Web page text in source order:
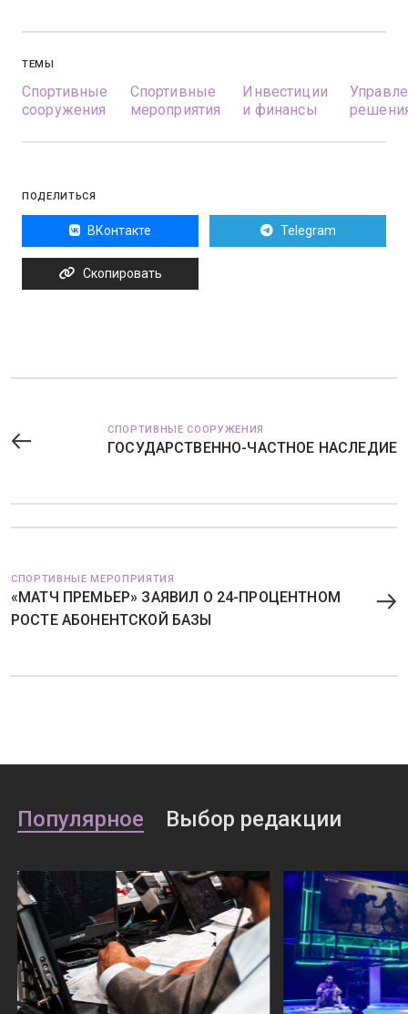
ТЕМЫ
Спортивные
сооружения
Спортивные
мероприятия
Инвестиции
и финансы
ПОДЕЛИТЬСЯ
ВКонтакте Telegram
Скопировать
СПОРТИВНЫЕ СООРУЖЕНИЯ
ГОСУДАРСТВЕННО-ЧАСТНОЕ НАСЛЕДИЕ
СПОРТИВНЫЕ МЕРОПРИЯТИЯ
«МАТЧ ПРЕМЬЕР» ЗАЯВИЛ О 24-ПРОЦЕНТНОМ
РОСТЕ АБОНЕНТСКОЙ БАЗЫ
Популярное Выбор редакции